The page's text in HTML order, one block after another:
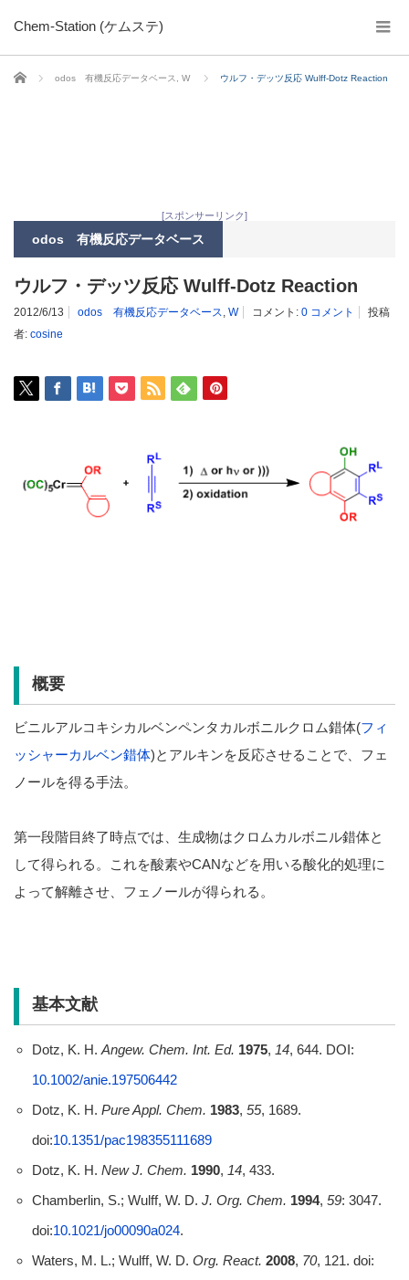
Chem-Station (ケムステ)
ホーム odos 有機反応データベース W ウルフ・デッツ反応 Wulff-Dotz Reaction
[スポンサーリンク]
odos 有機反応データベース
ウルフ・デッツ反応 Wulff-Dotz Reaction
2012/6/13 odos 有機反応データベース, W コメント: 0 コメント
投稿
者: cosine
概要
ビニルアルコキシカルベンペンタカルボニルクロム錯体(フィ
ッシャーカルベン錯体)とアルキンを反応させることで、フェ
ノールを得る手法。
第一段階目終了時点では、生成物はクロムカルボニル錯体と
して得られる。これを酸素やCANなどを用いる酸化的処理に
よって解離させ、フェノールが得られる。
基本文献
Dotz, K. H.Angew. Chem. Int. Ed. 1975, 14, 644. DOI:
10.1002/anie.197506442
Dotz, K. H. Pure Appl. Chem. 1983, 55, 1689.
doi:10.1351/pac198355111689
Dotz, K. H. New J. Chem. 1990, 14, 433.
Chamberlin, S.; Wulff, W. D. J. Org. Chem. 1994, 59: 3047.
doi:10.1021/jo00090a024.
Waters, M. L.; Wulff, W. D. Org. React. 2008, 70, 121. doi: